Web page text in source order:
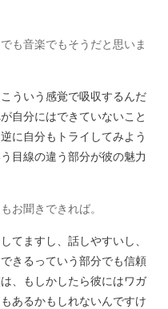
も音楽でもそうだと思いま
ういう感覚で吸収するんだ
自分にはできていないこと
に自分もトライしてみよう
目線の違う部分が彼の魅力
聞きできれば。
てますし、話しやすいし、
きるっていう部分でも信頼
、もしかしたら彼にはワガ
あるかもしれないんですけ